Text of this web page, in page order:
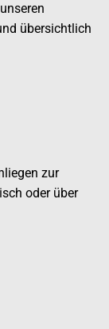
übersichtlich
zur
oder über